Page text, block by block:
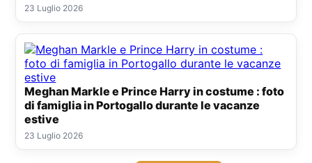
23 Luglio 2026
Meghan Markle e Prince Harry in costume : foto
di famiglia in Portogallo durante le vacanze
estive
23 Luglio 2026